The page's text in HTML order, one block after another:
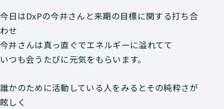
今日はDxPの今井さんと来期の目標に関する打ち合
わせ
今井さんは真っ直ぐでエネルギーに溢れてて
いつも会うたびに元気をもらいます。
誰かのために活動している人をみるとその純粋さが
眩しく